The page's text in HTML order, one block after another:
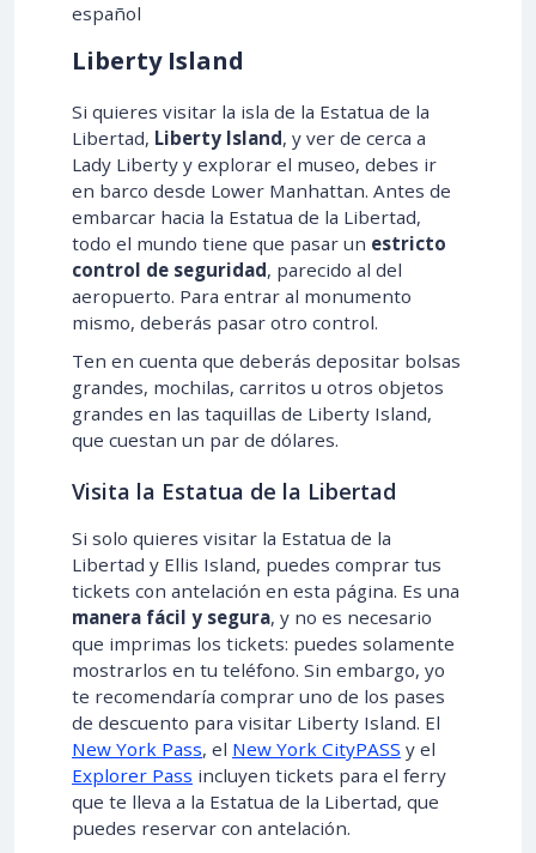
español
Liberty Island
Si quieres visitar la isla de la Estatua de la
Libertad, Liberty Island, y ver de cerca a
Lady Liberty y explorar el museo, debes ir
en barco desde Lower Manhattan. Antes de
embarcar hacia la Estatua de la Libertad,
todo el mundo tiene que pasar un estricto
control de seguridad, parecido al del
aeropuerto. Para entrar al monumento
mismo, deberás pasar otro control.
Ten en cuenta que deberás depositar bolsas
grandes, mochilas, carritos u otros objetos
grandes en las taquillas de Liberty Island,
que cuestan un par de dólares.
Visita la Estatua de la Libertad
Si solo quieres visitar la Estatua de la
Libertad y Ellis Island, puedes comprar tus
tickets con antelación en esta página. Es una
manera fácil y segura, y no es necesario
que imprimas los tickets: puedes solamente
mostrarlos en tu teléfono. Sin embargo, yo
te recomendaría comprar uno de los pases
de descuento para visitar Liberty Island. El
New York Pass, el New York CityPASS y el
Explorer Pass incluyen tickets para el ferry
que te lleva a la Estatua de la Libertad, que
puedes reservar con antelación.